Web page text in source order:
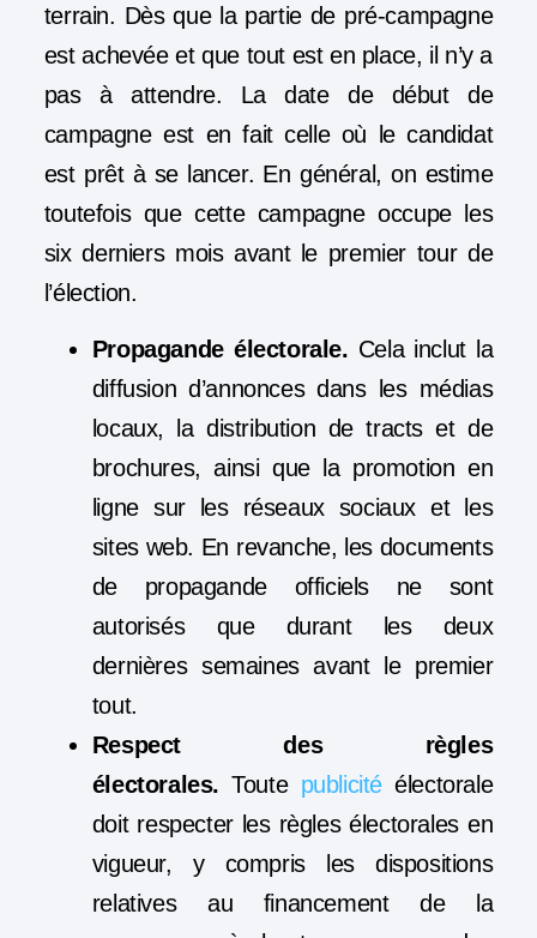
terrain. Dès que la partie de pré-campagne
est achevée et que tout est en place, il n’y a
pas à attendre. Ladate de début de
campagneest en fait celle où le candidat
est prêt à se lancer. En général, on estime
toutefois que cette campagne occupe les
six derniers mois avant le premier tour de
l’élection.
Propagande électorale. Cela inclut la
diffusion d’annonces dans les médias
locaux, la distribution de tracts et de
brochures, ainsi que la promotion en
ligne sur les réseaux sociaux et les
sites web. En revanche, les documents
de propagande officiels ne sont
autorisés que durant les deux
dernières semaines avant le premier
tout.
Respect des règles
électorales. Toute publicitéélectorale
doit respecter les règles électorales en
vigueur, y compris les dispositions
relatives au financement de la